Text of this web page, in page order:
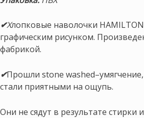
✔Хлопковые наволочки
графическим рисунком.
фабрикой.
✔Прошли stone
стали приятными на ощупь.
Они не сядут в результате стирки